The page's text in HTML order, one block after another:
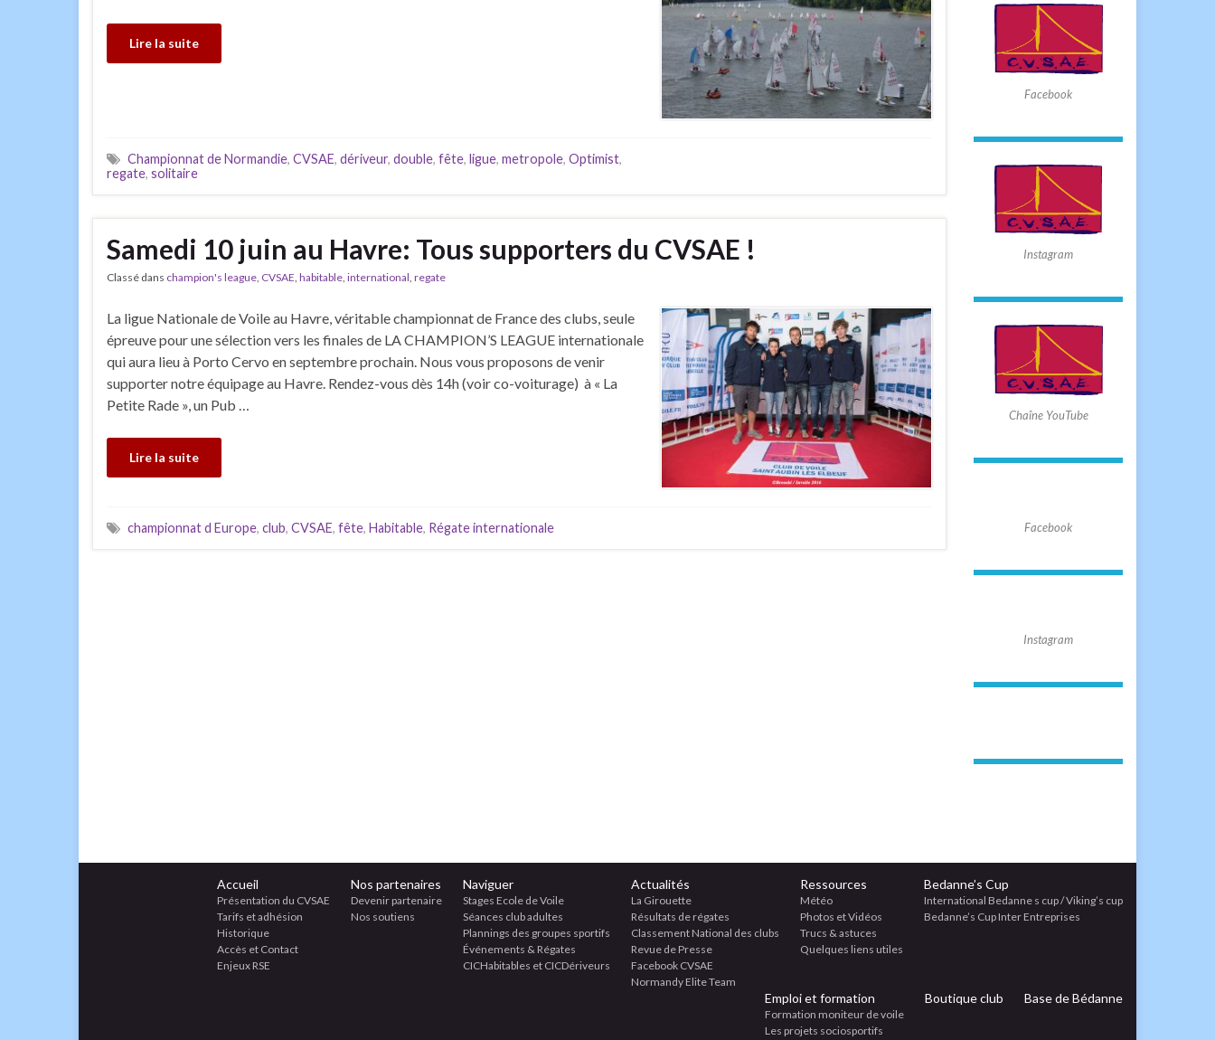
Lire la suite
Championnat de Normandie, CVSAE, dériveur, double, fête, ligue, metropole, Optimist,
regate, solitaire
Samedi 10 juin au Havre: Tous supporters du CVSAE !
Classé dans champion's league CVSAE habitable international regate
La ligue Nationale de Voile au Havre, véritable championnat de France des clubs, seule
épreuve pour une sélection vers les finales de LA CHAMPION’S LEAGUE internationale
qui aura lieu à Porto Cervo en septembre prochain. Nous vous proposons de venir
supporter notre équipage au Havre. Rendez-vous dès 14h (voir co-voiturage) à « La
Petite Rade », un Pub …
Lire la suite
championnat d Europe, club, CVSAE, fête, Habitable, Régate internationale
Facebook
Instagram
Chaîne YouTube
Facebook
Instagram
Accueil
Présentation du CVSAE
Tarifs et adhésion
Historique
Accès et Contact
Enjeux RSE
Nos partenaires
Devenir partenaire
Nos soutiens
Naviguer
Stages Ecole de Voile
Séances club adultes
Plannings des groupes sportifs
Événements & Régates
CICHabitables et CICDériveurs
Actualités
La Girouette
Résultats de régates
Classement National des clubs
Revue de Presse
Facebook CVSAE
Normandy Elite Team
Ressources
Météo
Photos et Vidéos
Trucs & astuces
Quelques liens utiles
Bedanne’s Cup
International Bedanne s cup / Viking’s cup
Bedanne’s Cup Inter Entreprises
Emploi et formation
Formation moniteur de voile
Les projets sociosportifs
Boutique club Base de Bédanne